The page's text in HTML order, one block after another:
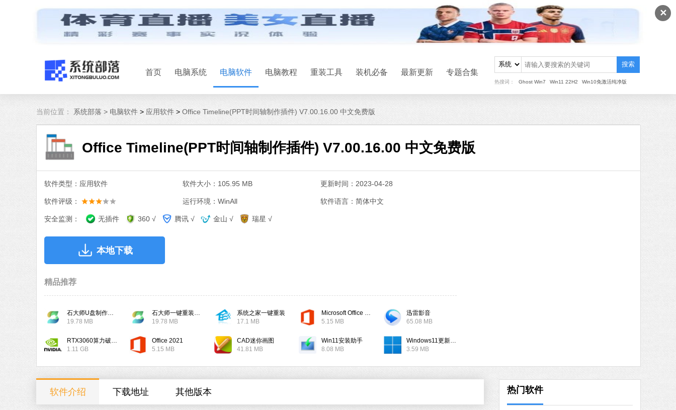
✕
首页 电脑系统 电脑软件 电脑教程 重装工具 装机必备 最新更新 专题合集
搜索
热搜词： Ghost Win7 Win11 22H2 Win10免激活纯净版
当前位置： 系统部落 > 电脑软件 > 应用软件 > Office Timeline(PPT时间轴制作插件) V7.00.16.00 中文免费版
Office Timeline(PPT时间轴制作插件) V7.00.16.00 中文免费版
软件类型：应用软件 软件大小：105.95 MB 更新时间：2023-04-28
软件评级： 运行环境：WinAll 软件语言：简体中文
安全监测： 无插件 360 √ 腾讯 √ 金山 √ 瑞星 √
本地下载
精品推荐
19.78 MB
19.78 MB
系统之家一键重装
17.1 MB
5.15 MB
迅雷影音
65.08 MB
1.11 GB
Office 2021
5.15 MB
CAD迷你画图
41.81 MB
Win11安装助手
8.08 MB
3.59 MB
软件介绍 下载地址 其他版本 热门软件
微信
软件语言：简体中文
软件大小：97.74 MB